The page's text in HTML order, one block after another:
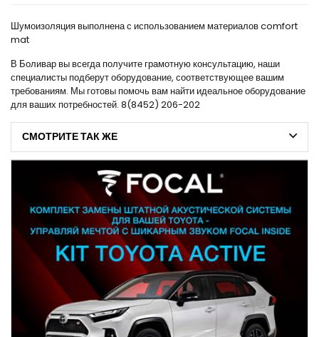
СМОТРИТЕ ТАК ЖЕ
Шумоизоляция выполнена с использованием материалов comfort
mat
В Боливар вы всегда получите грамотную консультацию, наши
специалисты подберут оборудование, соответствующее вашим
требованиям. Мы готовы помочь вам найти идеальное оборудование
для ваших потребностей. 8(8452) 206-202